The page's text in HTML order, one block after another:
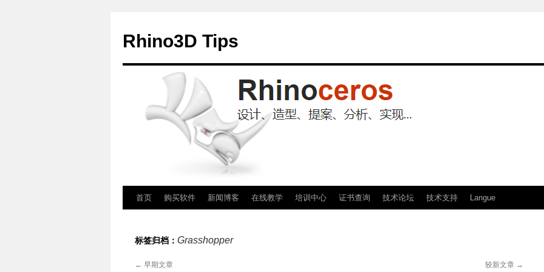
Rhino3D Tips
正
首页 购买软件 新闻博客 在线教学 培训中心 证书查询 技术论坛 技术支持 Langue
标签归档： Grasshopper
← 早期文章 较新文章 →